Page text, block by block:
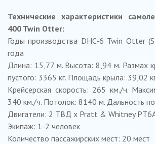
Технические характеристики
400 Twin Otter:
Годы производства DHC-6 Twin Otter
года
Длина: 15,77 м. Высота: 8,94 м. Размах
пустого: 3365 кг. Площадь крыла: 39,02
Крейсерская скорость: 265 км./ч.
340 км./ч. Потолок: 8140 м. Дальность
Двигатели: 2 ТВД x Pratt & Whitney
Экипаж: 1-2 человек
Количество пассажирских мест: 20 мест